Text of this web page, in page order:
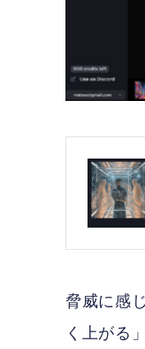
脅威に感
く上がる